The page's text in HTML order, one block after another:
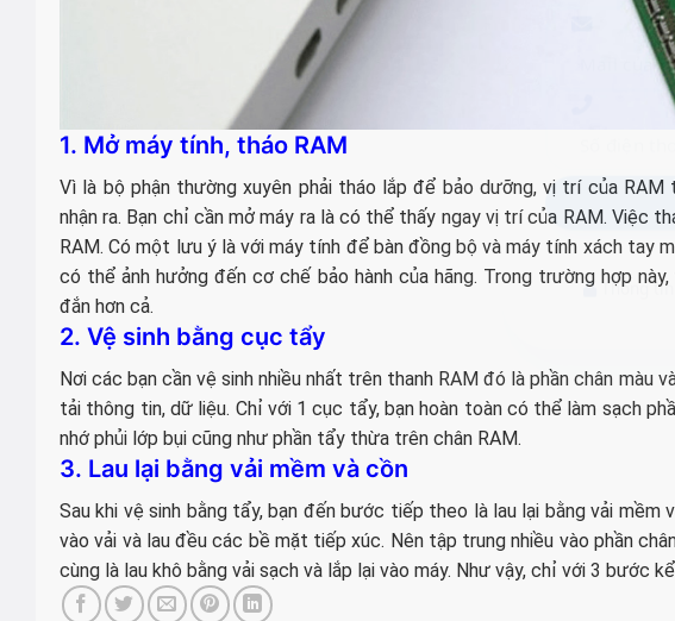
1. Mở máy tính, tháo RAM
Vì là bộ phận thường xuyên phải tháo lắp để bảo dưỡng, vị trí của
nhận ra. Bạn chỉ cần mở máy ra là có thể thấy ngay vị trí của RAM. Việc
RAM. Có một lưu ý là với máy tính để bàn đồng bộ và máy tính xách tay
có thể ảnh hưởng đến cơ chế bảo hành của hãng. Trong trường hợp
đắn hơn cả.
2. Vệ sinh bằng cục tẩy
Nơi các bạn cần vệ sinh nhiều nhất trên thanh RAM đó là phần chân màu
tải thông tin, dữ liệu. Chỉ với 1 cục tẩy, bạn hoàn toàn có thể làm sạch
nhớ phủi lớp bụi cũng như phần tẩy thừa trên chân RAM.
3. Lau lại bằng vải mềm và cồn
Sau khi vệ sinh bằng tẩy, bạn đến bước tiếp theo là lau lại bằng vải
vào vải và lau đều các bề mặt tiếp xúc. Nên tập trung nhiều vào phần
cùng là lau khô bằng vải sạch và lắp lại vào máy. Như vậy, chỉ với 3 bước